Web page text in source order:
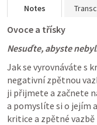
Notes
Ovoce a třísky
Nesuďte, abyste
Jak se vyrovnáváte s
negativní zpětnou
ji přijmete a začnete
a pomyslíte si o jejím
kritice a zpětné